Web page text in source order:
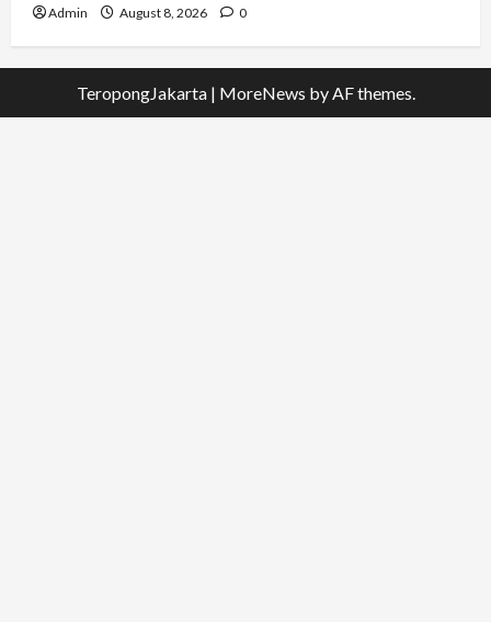
Admin August 8, 2026 0
TeropongJakarta | MoreNews by AF themes.